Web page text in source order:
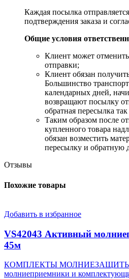
Каждая посылка
подтверждения заказа и
Общие условия
​Клиент может отменить
отправки;
​Клиент обязан
Большинство
календарных дней,
возвращают посылку
обратная пересылка
​Таким образом после
купленного товара
обязан возместить
пересылку и обратную
Отзывы
Похожие товары
Добавить в избранное
VS42043 Активный
45м
КОМПЛЕКТЫ
молниеприемники и